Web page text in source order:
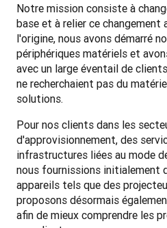
Notre mission consiste à
base et à relier ce changement
l'origine, nous avons démarré
périphériques matériels et
avec un large éventail de
ne recherchaient pas du
solutions.
Pour nos clients dans les
d'approvisionnement, des
infrastructures liées au mode
nous fournissions initialement
appareils tels que des
proposons désormais
afin de mieux comprendre les